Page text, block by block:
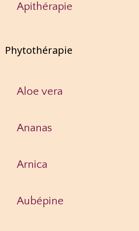
Apithérapie
Phytothérapie
Aloe vera
Ananas
Arnica
Aubépine